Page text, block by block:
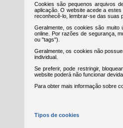
Cookies são pequenos arquivos
aplicação. O website acede a
reconhecê-lo, lembrar-se das suas
Geralmente, os cookies são muito
online. Por razões de segurança,
ou "tags").
Geralmente, os cookies não
individual.
Se preferir, pode restringir,
website poderá não funcionar
Para obter mais informação sobre
Tipos de cookies